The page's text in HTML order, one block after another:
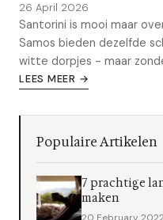
26 April 2026
Santorini is mooi maar
Samos bieden dezelfde
witte dorpjes - maar
LEES MEER →
Populaire Artikelen
7 prachtige
maken